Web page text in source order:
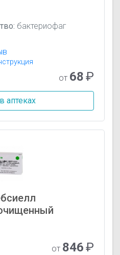
бактериофаг
от 68₽
аптеках
от 846₽